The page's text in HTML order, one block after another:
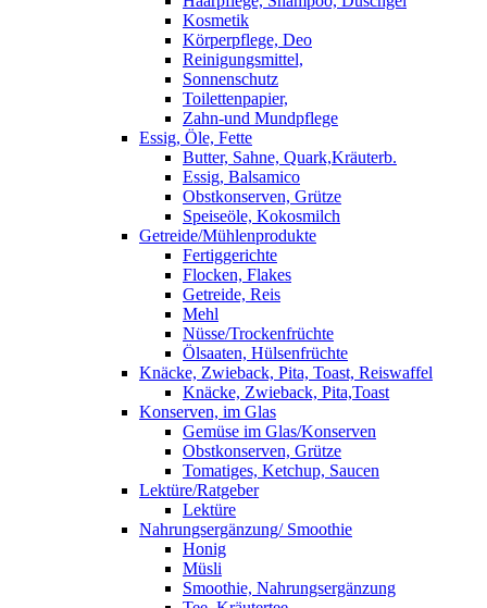
Kosmetik
Körperpflege, Deo
Reinigungsmittel,
Sonnenschutz
Toilettenpapier,
Zahn-und Mundpflege
Essig, Öle, Fette
Butter, Sahne, Quark,Kräuterb.
Essig, Balsamico
Obstkonserven, Grütze
Speiseöle, Kokosmilch
Getreide/Mühlenprodukte
Fertiggerichte
Flocken, Flakes
Getreide, Reis
Mehl
Nüsse/Trockenfrüchte
Ölsaaten, Hülsenfrüchte
Knäcke, Zwieback, Pita, Toast, Reiswaffel
Knäcke, Zwieback, Pita,Toast
Konserven, im Glas
Gemüse im Glas/Konserven
Obstkonserven, Grütze
Tomatiges, Ketchup, Saucen
Lektüre/Ratgeber
Lektüre
Nahrungsergänzung/ Smoothie
Honig
Müsli
Smoothie, Nahrungsergänzung